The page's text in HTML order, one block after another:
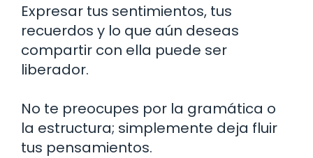
Expresar tus sentimientos, tus
recuerdos y lo que aún deseas
compartir con ella puede ser
liberador.
No te preocupes por la gramática o
la estructura; simplemente deja fluir
tus pensamientos.